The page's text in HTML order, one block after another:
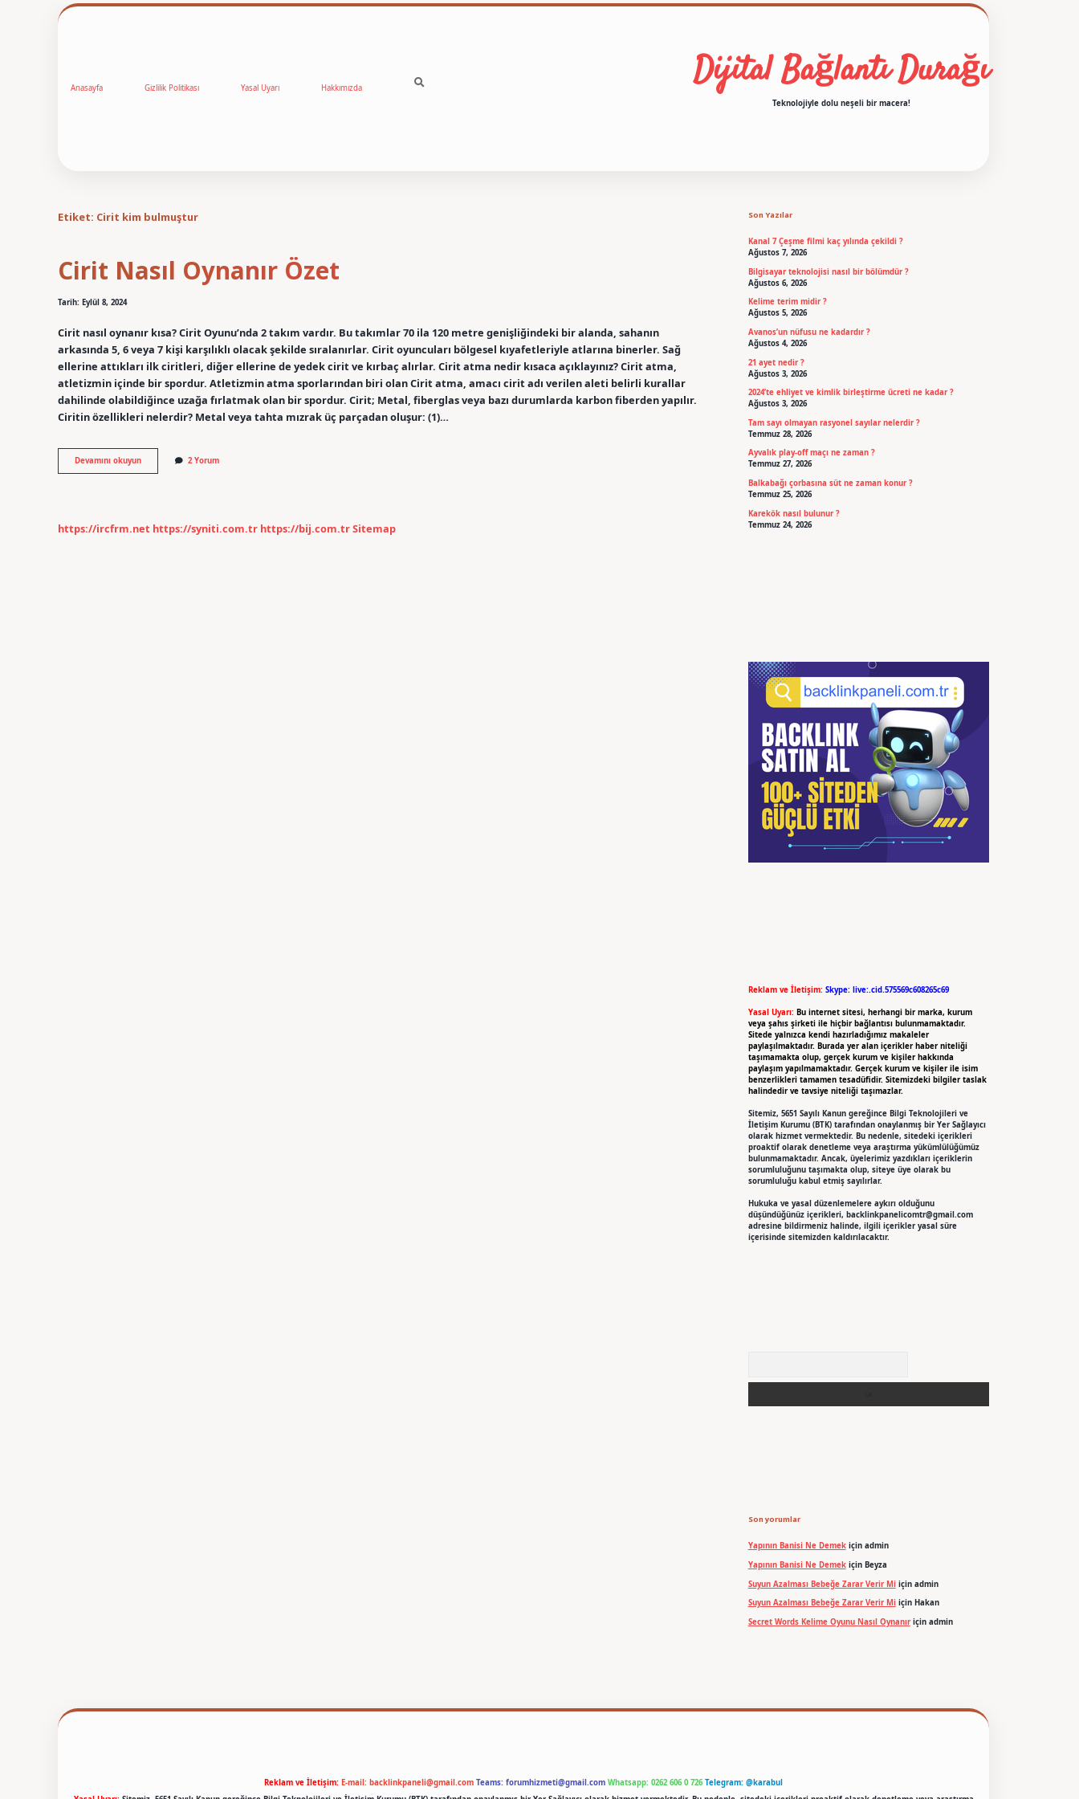
Anasayfa Gizlilik Politikası Yasal Uyarı Hakkımızda Dijital Bağlantı Durağı
Teknolojiyle dolu neşeli bir macera!
Etiket: Cirit kim bulmuştur
Cirit Nasıl Oynanır Özet
Tarih: Eylül 8, 2024
Cirit nasıl oynanır kısa? Cirit Oyunu’nda 2 takım vardır. Bu takımlar 70 ila 120 metre genişliğindeki bir alanda, sahanın
arkasında 5, 6 veya 7 kişi karşılıklı olacak şekilde sıralanırlar. Cirit oyuncuları bölgesel kıyafetleriyle atlarına binerler. Sağ
ellerine attıkları ilk ciritleri, diğer ellerine de yedek cirit ve kırbaç alırlar. Cirit atma nedir kısaca açıklayınız? Cirit atma,
atletizmin içinde bir spordur. Atletizmin atma sporlarından biri olan Cirit atma, amacı cirit adı verilen aleti belirli kurallar
dahilinde olabildiğince uzağa fırlatmak olan bir spordur. Cirit; Metal, fiberglas veya bazı durumlarda karbon fiberden yapılır.
Ciritin özellikleri nelerdir? Metal veya tahta mızrak üç parçadan oluşur: (1)…
Devamını okuyunCirit
Nasıl
2 Yorum
https://ircfrm.net https://syniti.com.tr https://bij.com.trSitemap
Son Yazılar
Kanal 7 Çeşme filmi kaç yılında çekildi ?
Ağustos 7, 2026
Bilgisayar teknolojisi nasıl bir bölümdür ?
Ağustos 6, 2026
Kelime terim midir ?
Ağustos 5, 2026
Avanos’un nüfusu ne kadardır ?
Ağustos 4, 2026
21 ayet nedir ?
Ağustos 3, 2026
2024’te ehliyet ve kimlik birleştirme ücreti ne kadar ?
Ağustos 3, 2026
Tam sayı olmayan rasyonel sayılar nelerdir ?
Temmuz 28, 2026
Ayvalık play-off maçı ne zaman ?
Temmuz 27, 2026
Balkabağı çorbasına süt ne zaman konur ?
Temmuz 25, 2026
Karekök nasıl bulunur ?
Temmuz 24, 2026
Reklam ve İletişim: Skype: live:.cid.575569c608265c69
Yasal Uyarı: Bu internet sitesi, herhangi bir marka, kurum
veya şahıs şirketi ile hiçbir bağlantısı bulunmamaktadır.
Sitede yalnızca kendi hazırladığımız makaleler
paylaşılmaktadır. Burada yer alan içerikler haber niteliği
taşımamakta olup, gerçek kurum ve kişiler hakkında
paylaşım yapılmamaktadır. Gerçek kurum ve kişiler ile isim
benzerlikleri tamamen tesadüfidir. Sitemizdeki bilgiler taslak
halindedir ve tavsiye niteliği taşımazlar.
Sitemiz, 5651 Sayılı Kanun gereğince Bilgi Teknolojileri ve
İletişim Kurumu (BTK) tarafından onaylanmış bir Yer Sağlayıcı
olarak hizmet vermektedir. Bu nedenle, sitedeki içerikleri
proaktif olarak denetleme veya araştırma yükümlülüğümüz
bulunmamaktadır. Ancak, üyelerimiz yazdıkları içeriklerin
sorumluluğunu taşımakta olup, siteye üye olarak bu
sorumluluğu kabul etmiş sayılırlar.
Hukuka ve yasal düzenlemelere aykırı olduğunu
düşündüğünüz içerikleri, backlinkpanelicomtr@gmail.com
adresine bildirmeniz halinde, ilgili içerikler yasal süre
içerisinde sitemizden kaldırılacaktır.
Son yorumlar
Yapının Banisi Ne Demekiçin admin
Yapının Banisi Ne Demekiçin Beyza
Suyun Azalması Bebeğe Zarar Verir Miiçin admin
Suyun Azalması Bebeğe Zarar Verir Miiçin Hakan
Secret Words Kelime Oyunu Nasıl Oynanıriçin admin
Reklam ve İletişim: E-mail: backlinkpaneli@gmail.com Teams: forumhizmeti@gmail.com Whatsapp: 0262 606 0 726 Telegram: @karabul